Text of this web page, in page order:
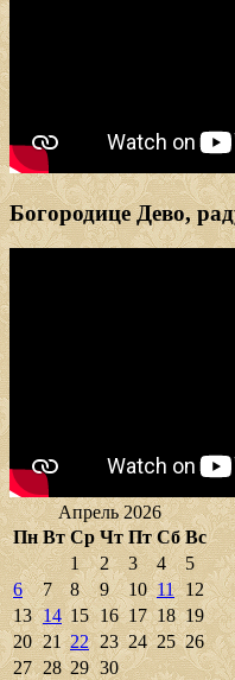
Богородице Дево,
Апрель 2026
Пн Вт Ср Чт Пт Сб Вс
1 2 3 4
5
6
7 8 9 10 11 12
13 14 15 16 17 18 19
20 21 22 23 24 25 26
27 28 29 30